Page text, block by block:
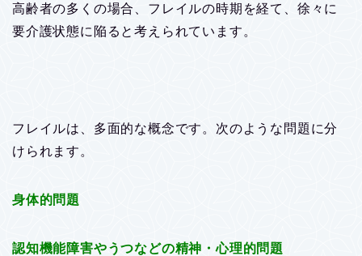
高齢者の多くの場合、フレイルの時期を経て、徐々に
要介護状態に陥ると考えられています。
フレイルは、多面的な概念です。次のような問題に分
けられます。
身体的問題
認知機能障害やうつなどの精神・心理的問題